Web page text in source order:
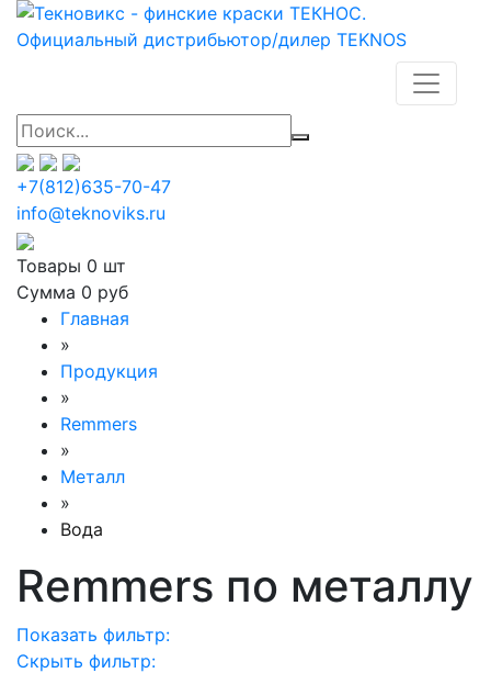
+7(812)635-70-47
info@teknoviks.ru
Товары 0 шт
Сумма 0 руб
Главная
»
Продукция
»
Remmers
»
Металл
»
Вода
Remmers по металлу
Показать фильтр:
Скрыть фильтр: